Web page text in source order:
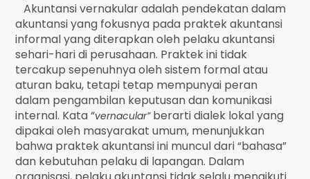
Akuntansi vernakular adalah pendekatan dalam
akuntansi yang fokusnya pada praktek akuntansi
informal yang diterapkan oleh pelaku akuntansi
sehari-hari di perusahaan. Praktek ini tidak
tercakup sepenuhnya oleh sistem formal atau
aturan baku, tetapi tetap mempunyai peran
dalam pengambilan keputusan dan komunikasi
internal. Kata “vernacular”berarti dialek lokal yang
dipakai oleh masyarakat umum, menunjukkan
bahwa praktek akuntansi ini muncul dari “bahasa”
dan kebutuhan pelaku di lapangan. Dalam